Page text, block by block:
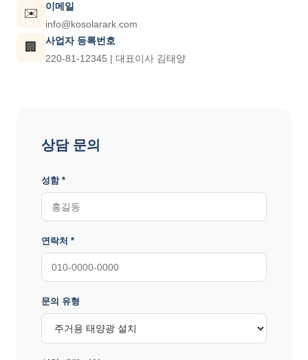
✉️
이메일
info@kosolarark.com
🏢
사업자 등록번호
220-81-12345 | 대표이사 김태양
상담 문의
성함 *
연락처 *
문의 유형